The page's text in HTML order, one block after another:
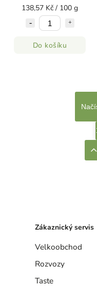
138,57 Kč / 100 g
Do košíku
Zákaznický servis
Velkoobchod
Rozvozy
Taste